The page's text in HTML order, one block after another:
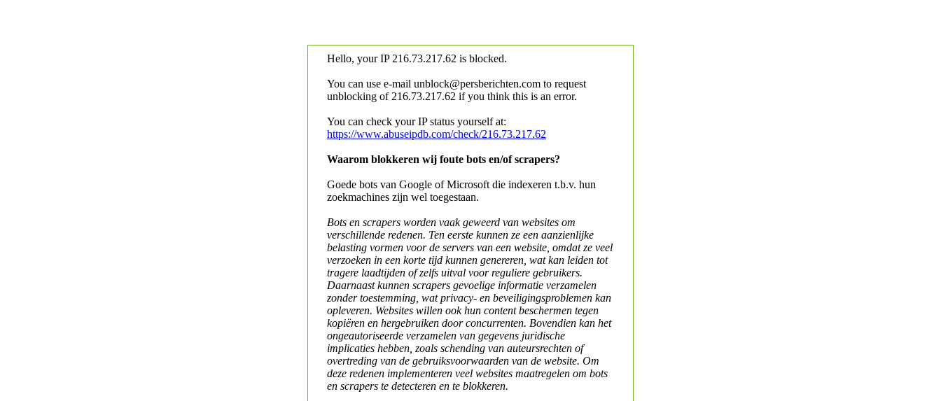
Hello, your IP 216.73.217.62 is blocked.
You can use e-mail unblock@persberichten.com to request
unblocking of 216.73.217.62 if you think this is an error.
You can check your IP status yourself at:
https://www.abuseipdb.com/check/216.73.217.62
Waarom blokkeren wij foute bots en/of scrapers?
Goede bots van Google of Microsoft die indexeren t.b.v. hun
zoekmachines zijn wel toegestaan.
Bots en scrapers worden vaak geweerd van websites om
verschillende redenen. Ten eerste kunnen ze een aanzienlijke
belasting vormen voor de servers van een website, omdat ze veel
verzoeken in een korte tijd kunnen genereren, wat kan leiden tot
tragere laadtijden of zelfs uitval voor reguliere gebruikers.
Daarnaast kunnen scrapers gevoelige informatie verzamelen
zonder toestemming, wat privacy- en beveiligingsproblemen kan
opleveren. Websites willen ook hun content beschermen tegen
kopiëren en hergebruiken door concurrenten. Bovendien kan het
ongeautoriseerde verzamelen van gegevens juridische
implicaties hebben, zoals schending van auteursrechten of
overtreding van de gebruiksvoorwaarden van de website. Om
deze redenen implementeren veel websites maatregelen om bots
en scrapers te detecteren en te blokkeren.